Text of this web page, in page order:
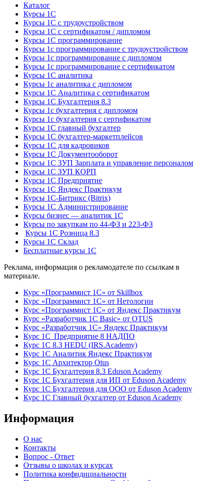
Каталог
Курсы 1С
Курсы 1С с трудоустройством
Курсы 1С с сертификатом / дипломом
Курсы 1С программирование
Курсы 1с программирование с трудоустройством
Курсы 1с программирование с дипломом
Курсы 1с программирование с сертификатом
Курсы 1С аналитика
Курсы 1с аналитика с дипломом
Курсы 1С Аналитика с сертификатом
Курсы 1С Бухгалтерия 8.3
Курсы 1с бухгалтерия с дипломом
Курсы 1с бухгалтерия с сертификатом
Курсы 1С главный бухгалтер
Курсы 1С бухгалтер-маркетплейсов
Курсы 1С для кадровиков
Курсы 1С Документооборот
Курсы 1С ЗУП Зарплата и управление персоналом
Курсы 1С ЗУП КОРП
Курсы 1С Предприятие
Курсы 1С Яндекс Практикум
Курсы 1С-Битрикс (Bitrix)
Курсы 1С Администрирование
Курсы бизнес — аналитик 1С
Курсы по закупкам по 44‑ФЗ и 223‑ФЗ
Курсы 1С Розница 8.3
Курсы 1С Склад
Бесплатные курсы 1С
Реклама, информация о рекламодателе по ссылкам в
материале.
Курс «Программист 1С» от Skillbox
Курс «Программист 1С» от Нетологии
Курс «Программист 1С» от Яндекс Практикум
Курс «Разработчик 1С Basic» от OTUS
Курс «Разработчик 1С» Яндекс Практикум
Курс 1С Предприятие 8 НАДПО
Курс 1С 8.3 HEDU (IRS.Academy)
Курс 1С Аналитик Яндекс Практикум
Курс 1С Архитектор Otus
Курс 1С Бухгалтерия 8.3 Eduson Academy
Курс 1С Бухгалтерия для ИП от Eduson Academy
Курс 1С Бухгалтерия для ООО от Eduson Academy
Курс 1С Главный бухгалтер от Eduson Academy
Информация
О нас
Контакты
Вопрос - Ответ
Отзывы о школах и курсах
Политика конфидициальности